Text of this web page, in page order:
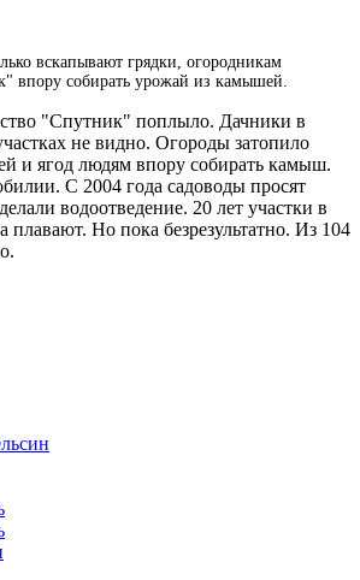
вскапывают грядки, огородникам
впору собирать урожай из камышей.
"Спутник" поплыло. Дачники в
не видно. Огороды затопило
и ягод людям впору собирать камыш.
С 2004 года садоводы просят
водоотведение. 20 лет участки в
плавают. Но пока безрезультатно. Из 104